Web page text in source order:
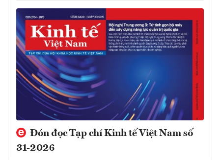
Đón đọc Tạp chí Kinh tế Việt Nam số
31-2026